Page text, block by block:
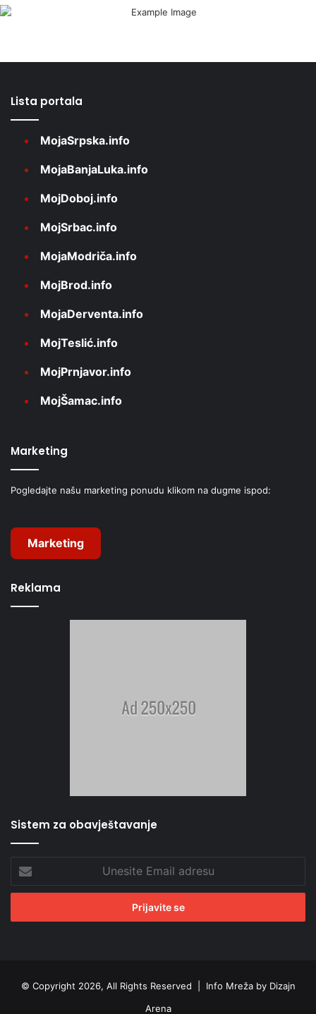
Lista portala
MojaSrpska.info
MojaBanjaLuka.info
MojDoboj.info
MojSrbac.info
MojaModriča.info
MojBrod.info
MojaDerventa.info
MojTeslić.info
MojPrnjavor.info
MojŠamac.info
Marketing
Pogledajte našu marketing ponudu klikom na dugme ispod:
Marketing
Reklama
Sistem za obavještavanje
Email
adresu
© Copyright 2026, All Rights Reserved | Info Mreža by Dizajn
Arena